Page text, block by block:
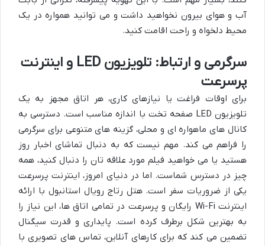
آب و هوای بیرون نخواهید داشت و می توانید همواره در یک
محیط دلخواه و راحت اقامت کنید.
سرگرمی و ارتباط: تلویزیون LED و اینترنت
پرسرعت
برای اوقات فراغت یا نیازهای کاری، هر اتاق مجهز به یک
تلویزیون LED صفحه تخت با اندازه مناسب است. دسترسی به
کانال های ماهواره ای و محلی، گزینه های متنوعی برای سرگرمی
را فراهم می کند. مهم نیست که به دنبال تماشای اخبار روز
هستید یا می خواهید فیلم مورد علاقه تان را دنبال کنید، همه
چیز در دسترس شماست. اما در دنیای امروز، اینترنت پرسرعت
یکی از ضروریات سفر است. هتل رتاج رویال استانبول با ارائه
اینترنت Wi-Fi رایگان و پرسرعت در تمامی اتاق ها، این نیاز را
به بهترین شکل برطرف کرده است. پایداری و قدرت سیگنال
تضمین می کند که برای کارهای آنلاین، تماس های تصویری با